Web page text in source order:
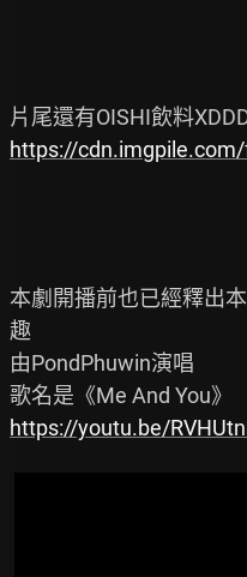
https://cdn.imgpile.com/
本劇開播前也已經釋出
趣
由PondPhuwin演唱
https://youtu.be/